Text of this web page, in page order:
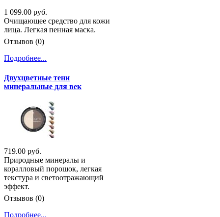
1 099.00 руб.
Очищающее средство для кожи
лица. Легкая пенная маска.
Отзывов (0)
Подробнее...
Двухцветные тени
минеральные для век
719.00 руб.
Природные минералы и
коралловый порошок, легкая
текстура и светоотражающий
эффект.
Отзывов (0)
Подробнее...